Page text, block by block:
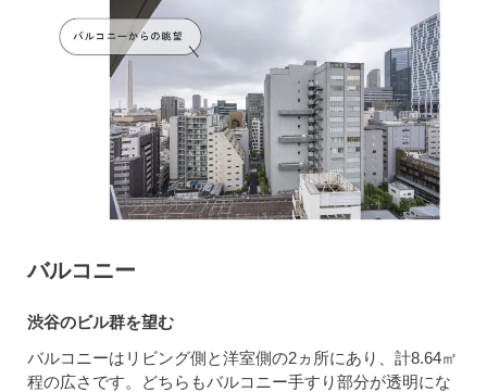
バルコニー
渋谷のビル群を望む
バルコニーはリビング側と洋室側の2ヵ所にあり、計8.64㎡
程の広さです。どちらもバルコニー手すり部分が透明にな